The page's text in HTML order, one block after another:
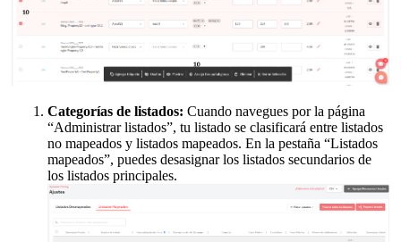
Categorías de listados: Cuando navegues por la página
“Administrar listados”, tu listado se clasificará entre listados
no mapeados y listados mapeados. En la pestaña “Listados
mapeados”, puedes desasignar los listados secundarios de
los listados principales.